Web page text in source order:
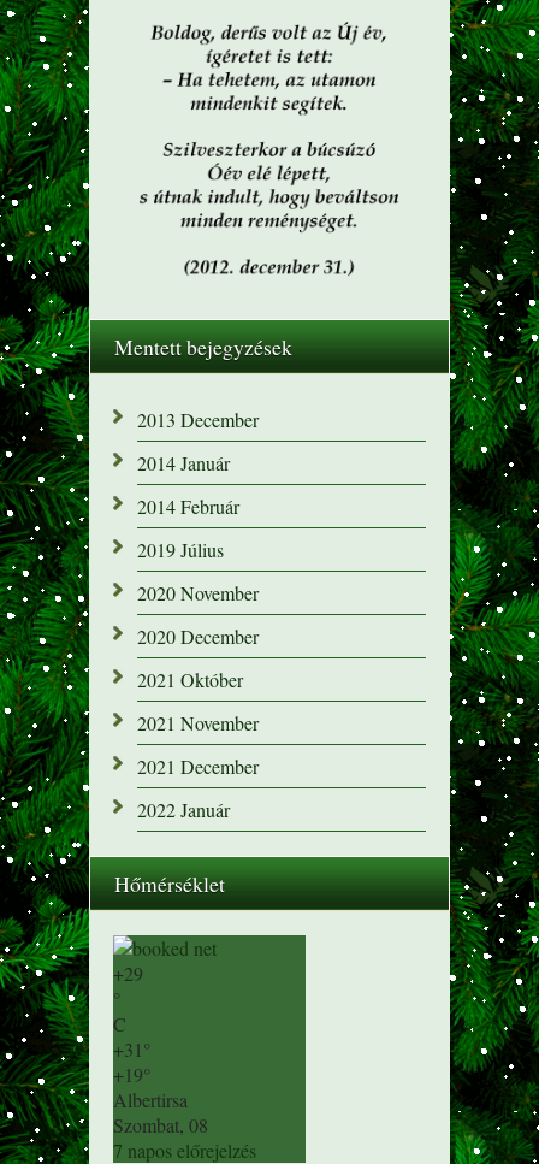
Mentett bejegyzések
2013 December
2014 Január
2014 Február
2019 Július
2020 November
2020 December
2021 Október
2021 November
2021 December
2022 Január
Hőmérséklet
+29
°
C
+31°
+19°
Albertirsa
Szombat, 08
7 napos előrejelzés